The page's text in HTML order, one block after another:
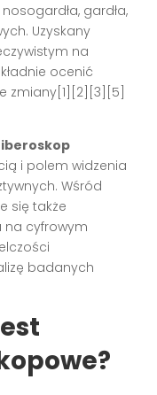
gardła,
Uzyskany
na
ocenić
zmiany[1][2][3][5]
i polem widzenia
Wśród
się także
na cyfrowym
badanych